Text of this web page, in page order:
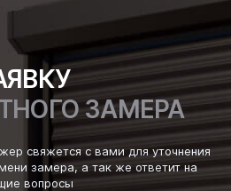
ЗАМЕРА
свяжется с вами для уточнения
замера, а так же ответит на
вопросы